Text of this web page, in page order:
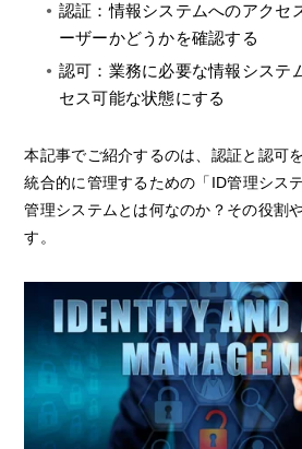
認証：情報システムへのアクセ
ーザーかどうかを確認する
認可：業務に必要な情報システ
セス可能な状態にする
本記事でご紹介するのは、認証と認可
統合的に管理するための「ID管理シス
管理システムとは何なのか？その役割
す。